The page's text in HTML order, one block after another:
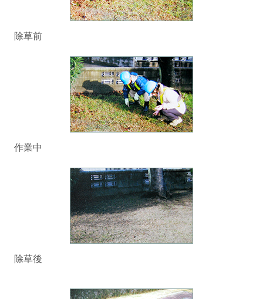
除草前
作業中
除草後